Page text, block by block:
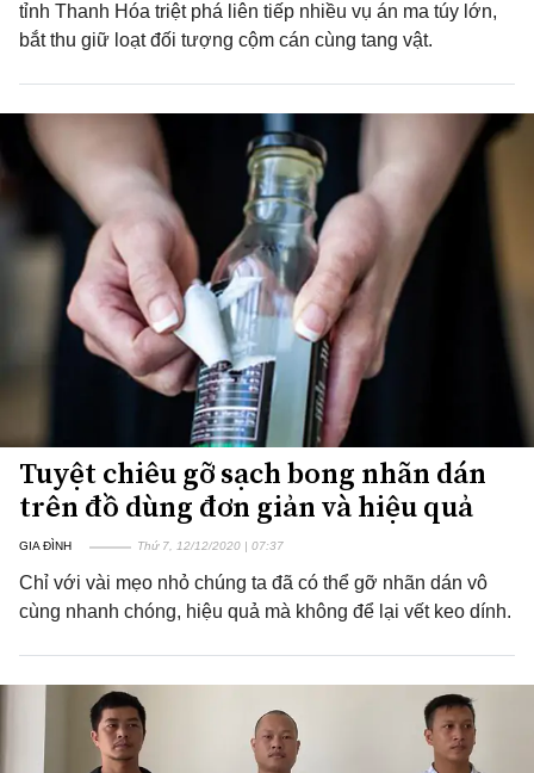
tỉnh Thanh Hóa triệt phá liên tiếp nhiều vụ án ma túy lớn,
bắt thu giữ loạt đối tượng cộm cán cùng tang vật.
Tuyệt chiêu gỡ sạch bong nhãn dán
trên đồ dùng đơn giản và hiệu quả
GIA ĐÌNH Thứ 7, 12/12/2020 | 07:37
Chỉ với vài mẹo nhỏ chúng ta đã có thể gỡ nhãn dán vô
cùng nhanh chóng, hiệu quả mà không để lại vết keo dính.